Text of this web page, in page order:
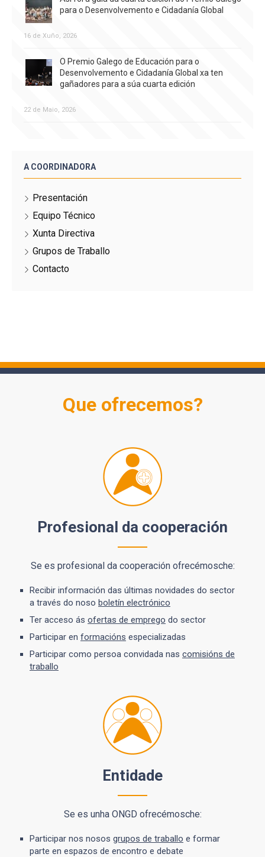
para o Desenvolvemento e Cidadanía Global
16 de Xuño, 2026
O Premio Galego de Educación para o
Desenvolvemento e Cidadanía Global xa ten
gañadores para a súa cuarta edición
22 de Maio, 2026
A COORDINADORA
Presentación
Equipo Técnico
Xunta Directiva
Grupos de Traballo
Contacto
Que ofrecemos?
Profesional da cooperación
Se es profesional da cooperación ofrecémosche:
Recibir información das últimas novidades do sector
a través do noso boletín electrónico
Ter acceso ás ofertas de emprego do sector
Participar en formacións especializadas
Participar como persoa convidada nas comisións de
traballo
Entidade
Se es unha ONGD ofrecémosche:
Participar nos nosos grupos de traballo e formar
parte en espazos de encontro e debate